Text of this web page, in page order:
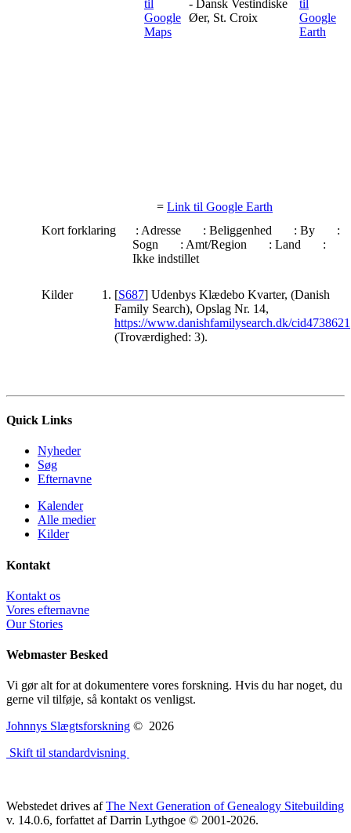
- Dansk Vestindiske
Øer, St. Croix
= Link til Google Earth
Kort forklaring
: Adresse : Beliggenhed : By
:
Sogn
: Amt/Region : Land
:
Ikke indstillet
Kilder [S687] Udenbys Klædebo Kvarter, (Danish
Family Search), Opslag Nr. 14,
https://www.danishfamilysearch.dk/cid4738621
(Troværdighed: 3).
Quick Links
Nyheder
Søg
Efternavne
Kalender
Alle medier
Kilder
Kontakt
Kontakt os
Vores efternavne
Our Stories
Webmaster Besked
Vi gør alt for at dokumentere vores forskning. Hvis du har noget, du
gerne vil tilføje, så kontakt os venligst.
Johnnys Slægtsforskning © 2026
Skift til standardvisning
Webstedet drives afThe Next Generation of Genealogy Sitebuilding
v. 14.0.6, forfattet af Darrin Lythgoe © 2001-2026.